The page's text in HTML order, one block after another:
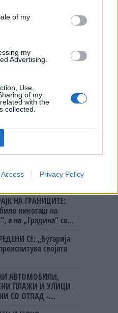
of my
my
Advertising.
Use,
of my
with the
collected.
Privacy Policy
што го мачи:
САКААТ ДА СЕ СУДИ
ЌЕ ГО
Скандалозна
ВО СРЕДА ЌЕ
ЛЕКАР, а потоа...
мост
во лавина во
НА ГРАНИЦИТЕ:
никогаш на
а на „Градина“ се
СЕ: „Бугарија
својата
АВТОМОБИЛИ,
ПЛАЖИ И УЛИЦИ
СО ОТПАД -